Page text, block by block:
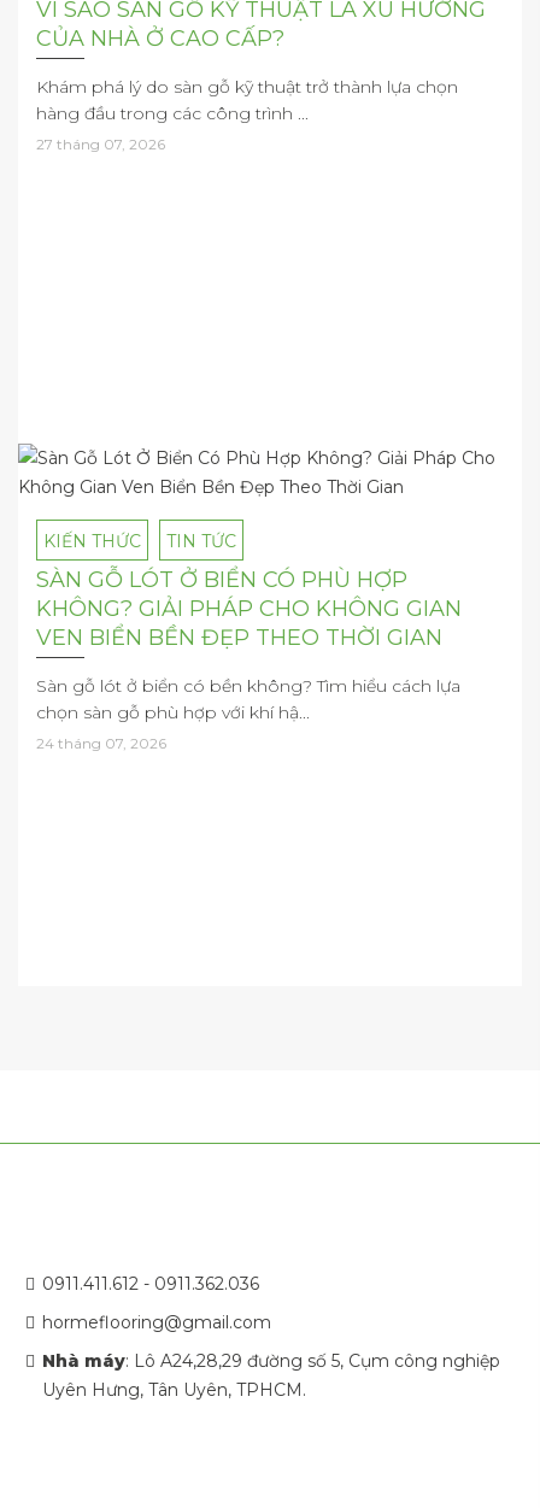
VÌ SAO SÀN GỖ KỸ THUẬT LÀ XU HƯỚNG
CỦA NHÀ Ở CAO CẤP?
Khám phá lý do sàn gỗ kỹ thuật trở thành lựa chọn
hàng đầu trong các công trình ...
27 tháng 07, 2026
KIẾN THỨC TIN TỨC
SÀN GỖ LÓT Ở BIỂN CÓ PHÙ HỢP
KHÔNG? GIẢI PHÁP CHO KHÔNG GIAN
VEN BIỂN BỀN ĐẸP THEO THỜI GIAN
Sàn gỗ lót ở biển có bền không? Tìm hiểu cách lựa
chọn sàn gỗ phù hợp với khí hậ...
24 tháng 07, 2026
0911.411.612 - 0911.362.036
hormeflooring@gmail.com
Nhà máy: Lô A24,28,29 đường số 5, Cụm công nghiệp
Uyên Hưng, Tân Uyên, TPHCM.